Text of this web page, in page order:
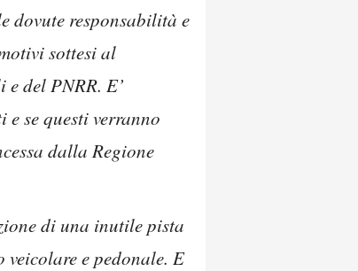
dovute responsabilità e
sottesi al
del PNRR. E’
se questi verranno
dalla Regione
di una inutile pista
e pedonale. E